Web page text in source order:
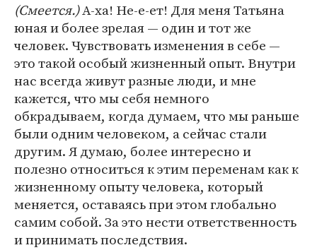
(Смеется.)А-ха! Не-е-ет! Для меня Татьяна
юная и более зрелая — один и тот же
человек. Чувствовать изменения в себе —
это такой особый жизненный опыт. Внутри
нас всегда живут разные люди, и мне
кажется, что мы себя немного
обкрадываем, когда думаем, что мы раньше
были одним человеком, а сейчас стали
другим. Я думаю, более интересно и
полезно относиться к этим переменам как к
жизненному опыту человека, который
меняется, оставаясь при этом глобально
самим собой. За это нести ответственность
и принимать последствия.